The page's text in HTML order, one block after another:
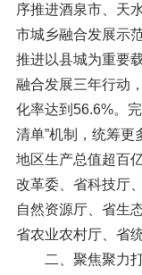
序推进酒泉市、天
市城乡融合发展示
推进以县城为重要
融合发展三年行动
化率达到56.6%。
清单”机制，统筹
地区生产总值超百
改革委、省科技厅
自然资源厅、省生
省农业农村厅、省
二、聚焦聚力